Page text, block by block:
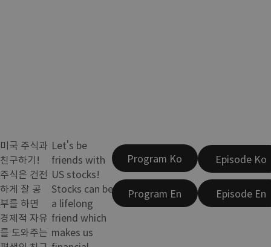
미국 주식과
친구하기!
주식은 건전
하게 잘 공
부를 하면
경제적 자유
를 도와주는
Let's be
friends with
US stocks!
Stocks can be
a lifelong
friend which
makes us
Program Ko
Program En
Episode Ko
Episode En